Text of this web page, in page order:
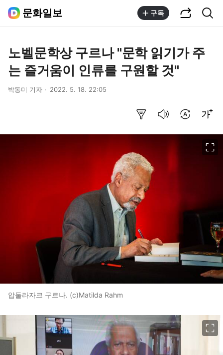
문화일보 구독
노벨문학상 구르나 "문학 읽기가 주
는 즐거움이 인류를 구원할 것"
박동미 기자 2022. 5. 18. 22:05
압둘라자크 구르나. (c)Matilda Rahm